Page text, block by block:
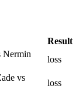
Result
Nermin
loss
vs
loss